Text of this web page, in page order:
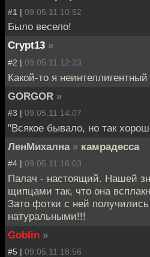
#1 | 09.05.11 10:52
Было весело!
Crypt13 »
#2 | 09.05.11 12:23
Какой-то я
GORGOR »
#3 | 09.05.11 14:07
"Всякое бывало, но так
ЛенМихална » камрадесса
#4 | 09.05.11 16:03
Палач - настоящий. Нашей
щипцами так, что она
Зато фотки с ней
натуральными!!!
Goblin »
#5 | 09.05.11 18:56